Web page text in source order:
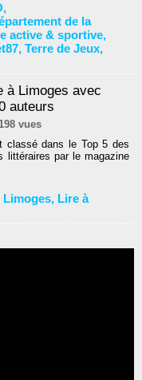
,
de la
active & sportive,
, Terre de Jeux,
à Limoges avec
auteurs
vues
classé dans le Top 5 des
littéraires par le magazine
Limoges, Lire à